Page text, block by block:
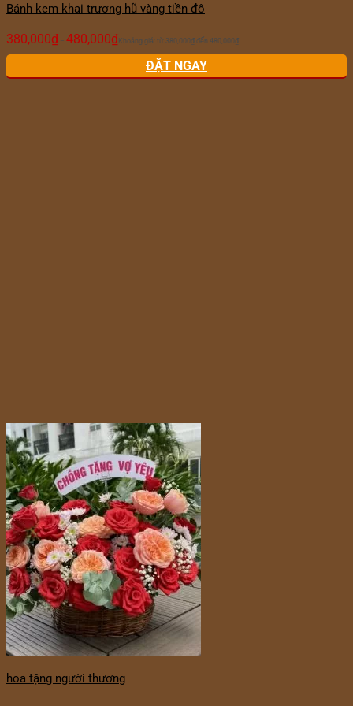
Bánh kem khai trương hũ vàng tiền đô
380,000₫ – 480,000₫ Khoảng giá: từ 380,000₫ đến 480,000₫
ĐẶT NGAY
hoa tặng người thương